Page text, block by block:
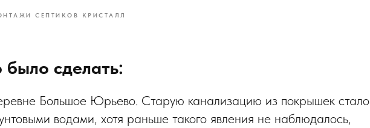
СЕПТИКОВ КРИСТАЛЛ
сделать:
Большое Юрьево. Старую канализацию из покрышек стало
водами, хотя раньше такого явления не наблюдалось,